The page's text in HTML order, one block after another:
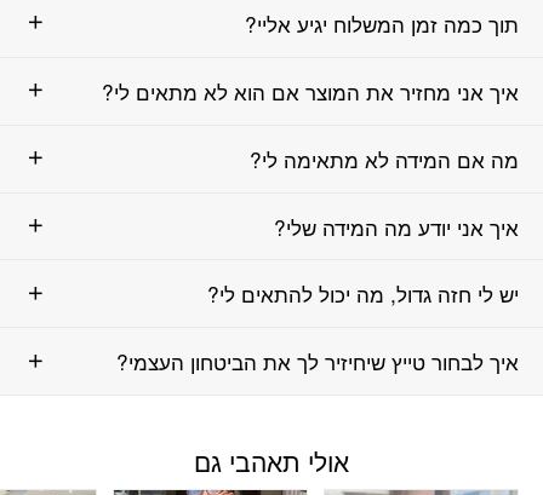
תוך כמה זמן המשלוח יגיע אליי?
איך אני מחזיר את המוצר אם הוא לא מתאים לי?
מה אם המידה לא מתאימה לי?
איך אני יודע מה המידה שלי?
יש לי חזה גדול, מה יכול להתאים לי?
איך לבחור טייץ שיחיזיר לך את הביטחון העצמי?
אולי תאהבי גם